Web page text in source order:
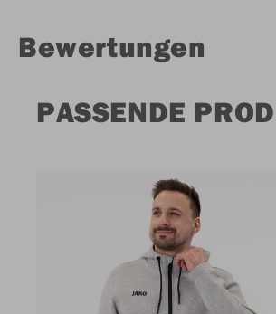
Bewertungen
PASSENDE